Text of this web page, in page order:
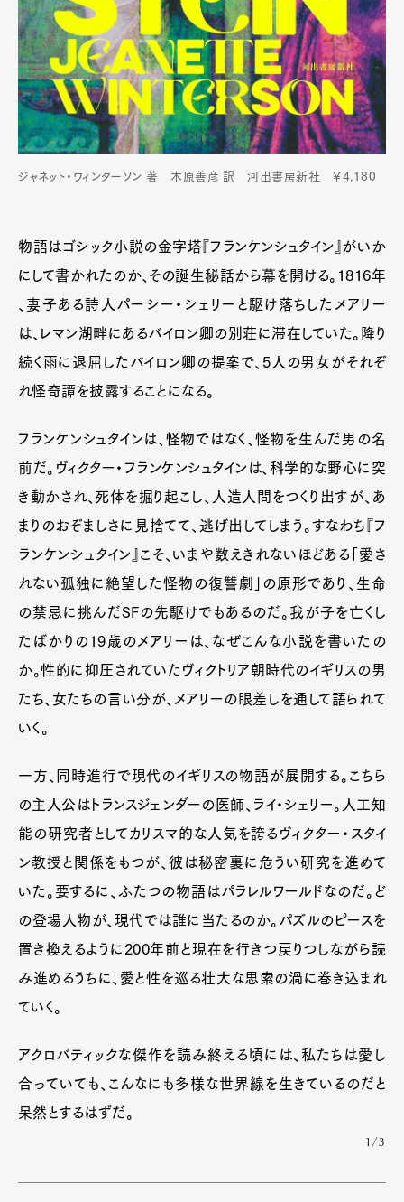
ジャネット・ウィンターソン 著 木原善彦 訳 河出書房新社 ￥4,180
物語はゴシック小説の金字塔『フランケンシュタイン』がいか
にして書かれたのか、その誕生秘話から幕を開ける。1816年
、妻子ある詩人パーシー・シェリーと駆け落ちしたメアリー
は、レマン湖畔にあるバイロン卿の別荘に滞在していた。降り
続く雨に退屈したバイロン卿の提案で、5人の男女がそれぞ
れ怪奇譚を披露することになる。
フランケンシュタインは、怪物ではなく、怪物を生んだ男の名
前だ。ヴィクター・フランケンシュタインは、科学的な野心に突
き動かされ、死体を掘り起こし、人造人間をつくり出すが、あ
まりのおぞましさに見捨てて、逃げ出してしまう。すなわち『フ
ランケンシュタイン』こそ、いまや数えきれないほどある「愛さ
れない孤独に絶望した怪物の復讐劇」の原形であり、生命
の禁忌に挑んだSFの先駆けでもあるのだ。我が子を亡くし
たばかりの19歳のメアリーは、なぜこんな小説を書いたの
か。性的に抑圧されていたヴィクトリア朝時代のイギリスの男
たち、女たちの言い分が、メアリーの眼差しを通して語られて
いく。
一方、同時進行で現代のイギリスの物語が展開する。こちら
の主人公はトランスジェンダーの医師、ライ・シェリー。人工知
能の研究者としてカリスマ的な人気を誇るヴィクター・スタイ
ン教授と関係をもつが、彼は秘密裏に危うい研究を進めて
いた。要するに、ふたつの物語はパラレルワールドなのだ。ど
の登場人物が、現代では誰に当たるのか。パズルのピースを
置き換えるように200年前と現在を行きつ戻りつしながら読
み進めるうちに、愛と性を巡る壮大な思索の渦に巻き込まれ
ていく。
アクロバティックな傑作を読み終える頃には、私たちは愛し
合っていても、こんなにも多様な世界線を生きているのだと
呆然とするはずだ。
1/3